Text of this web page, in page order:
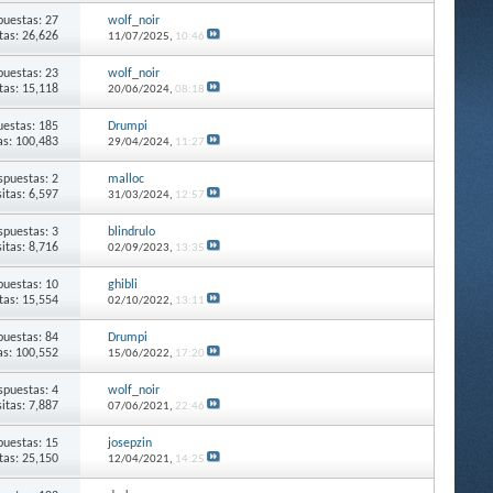
27
26,626
wolf_noir
11/07/2025, 10:46
23
15,118
wolf_noir
20/06/2024, 08:18
185
100,483
Drumpi
29/04/2024, 11:27
2
6,597
malloc
31/03/2024, 12:57
3
8,716
blindrulo
02/09/2023, 13:35
10
15,554
ghibli
02/10/2022, 13:11
84
100,552
Drumpi
15/06/2022, 17:20
4
7,887
wolf_noir
07/06/2021, 22:46
15
25,150
josepzin
12/04/2021, 14:25